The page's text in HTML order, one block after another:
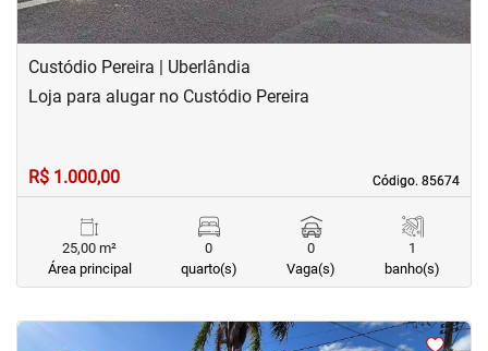
Custódio Pereira | Uberlândia
Código. 85674
Código. 85674
Loja para alugar no Custódio Pereira
R$ 1.000,00
25,00 m²
Área principal
0
quarto(s)
0
Vaga(s)
1
banho(s)
<